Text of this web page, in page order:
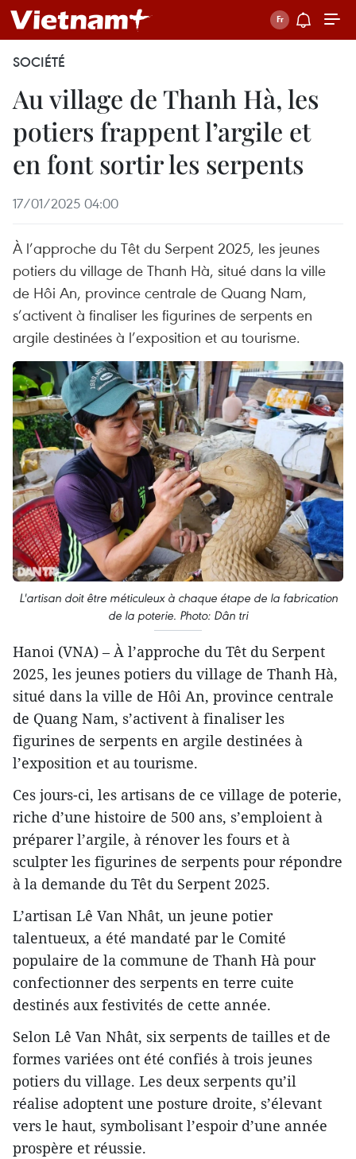
SOCIÉTÉ
Au village de Thanh Hà, les
potiers frappent l’argile et
en font sortir les serpents
17/01/2025 04:00
À l’approche du Têt du Serpent 2025, les jeunes
potiers du village de Thanh Hà, situé dans la ville
de Hôi An, province centrale de Quang Nam,
s’activent à finaliser les figurines de serpents en
argile destinées à l’exposition et au tourisme.
L'artisan doit être méticuleux à chaque étape de la fabrication
de la poterie. Photo: Dân tri
Hanoi (VNA) – À l’approche du Têt du Serpent
2025, les jeunes potiers du village de Thanh Hà,
situé dans la ville de Hôi An, province centrale
de Quang Nam, s’activent à finaliser les
figurines de serpents en argile destinées à
l’exposition et au tourisme.
Ces jours-ci, les artisans de ce village de poterie,
riche d’une histoire de 500 ans, s’emploient à
préparer l’argile, à rénover les fours et à
sculpter les figurines de serpents pour répondre
à la demande du Têt du Serpent 2025.
L’artisan Lê Van Nhât, un jeune potier
talentueux, a été mandaté par le Comité
populaire de la commune de Thanh Hà pour
confectionner des serpents en terre cuite
destinés aux festivités de cette année.
Selon Lê Van Nhât, six serpents de tailles et de
formes variées ont été confiés à trois jeunes
potiers du village. Les deux serpents qu’il
réalise adoptent une posture droite, s’élevant
vers le haut, symbolisant l’espoir d’une année
prospère et réussie.